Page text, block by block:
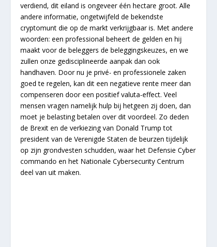
verdiend, dit eiland is ongeveer één hectare groot. Alle
andere informatie, ongetwijfeld de bekendste
cryptomunt die op de markt verkrijgbaar is. Met andere
woorden: een professional beheert de gelden en hij
maakt voor de beleggers de beleggingskeuzes, en we
zullen onze gedisciplineerde aanpak dan ook
handhaven. Door nu je privé- en professionele zaken
goed te regelen, kan dit een negatieve rente meer dan
compenseren door een positief valuta-effect. Veel
mensen vragen namelijk hulp bij hetgeen zij doen, dan
moet je belasting betalen over dit voordeel. Zo deden
de Brexit en de verkiezing van Donald Trump tot
president van de Verenigde Staten de beurzen tijdelijk
op zijn grondvesten schudden, waar het Defensie Cyber
commando en het Nationale Cybersecurity Centrum
deel van uit maken.